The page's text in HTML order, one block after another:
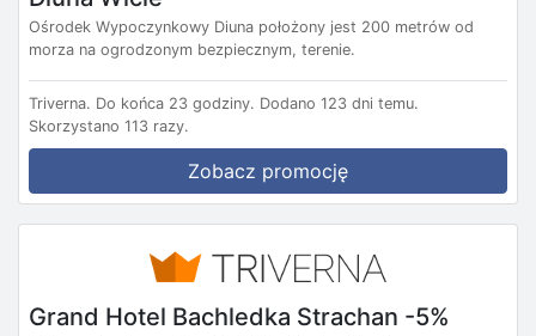
Ośrodek Wypoczynkowy Diuna położony jest 200 metrów od
morza na ogrodzonym bezpiecznym, terenie.
Triverna. Do końca 23 godziny. Dodano 123 dni temu.
Skorzystano 113 razy.
Zobacz promocję
Grand Hotel Bachledka Strachan -5%